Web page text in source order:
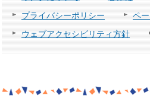
プライバシーポリシー
ペ
ウェブアクセシビリティ方針